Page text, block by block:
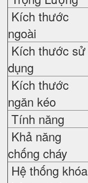
Kích thước
ngoài
Kích thước sử
dụng
Kích thước
ngăn kéo
Tính năng
Khả năng
chống cháy
Hệ thống khóa